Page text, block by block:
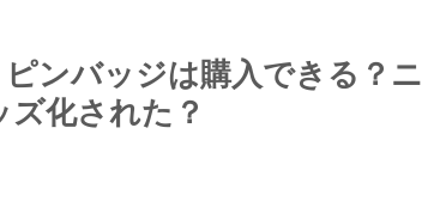
ピンバッジは購入できる？ニ
化された？